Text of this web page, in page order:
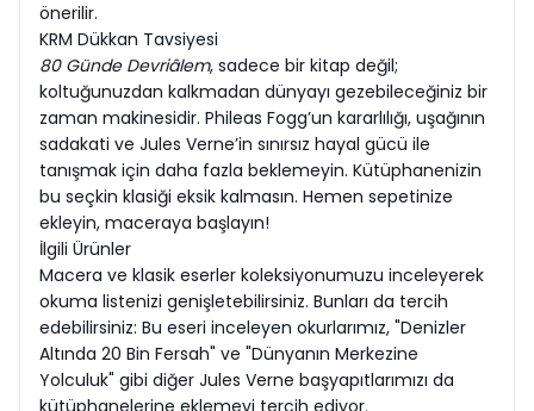
önerilir.
KRM Dükkan Tavsiyesi
80 Günde Devriâlem, sadece bir kitap değil;
koltuğunuzdan kalkmadan dünyayı gezebileceğiniz bir
zaman makinesidir. Phileas Fogg’un kararlılığı, uşağının
sadakati ve Jules Verne’in sınırsız hayal gücü ile
tanışmak için daha fazla beklemeyin. Kütüphanenizin
bu seçkin klasiği eksik kalmasın. Hemen sepetinize
ekleyin, maceraya başlayın!
İlgili Ürünler
Macera ve klasik eserler koleksiyonumuzu inceleyerek
okuma listenizi genişletebilirsiniz. Bunları da tercih
edebilirsiniz: Bu eseri inceleyen okurlarımız, "Denizler
Altında 20 Bin Fersah" ve "Dünyanın Merkezine
Yolculuk" gibi diğer Jules Verne başyapıtlarımızı da
kütüphanelerine eklemeyi tercih ediyor.